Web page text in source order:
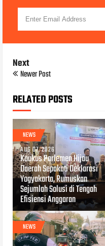
Next
Newer Post
RELATED POSTS
NEWS
AUG 07, 2026
Kaukus Parlemen Hijau
Daerah Sepakati Deklarasi
Yogyakarta, Rumuskan
Sejumlah Solusi di Tengah
Efisiensi Anggaran
NEWS